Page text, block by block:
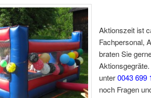
Aktionszeit ist
Fachpersonal,
braten Sie
unter0043 699
noch Fragen